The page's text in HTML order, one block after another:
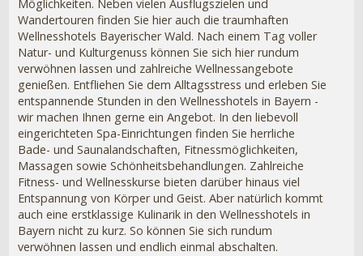
Möglichkeiten. Neben vielen Ausflugszielen und
Wandertouren finden Sie hier auch die traumhaften
Wellnesshotels Bayerischer Wald. Nach einem Tag voller
Natur- und Kulturgenuss können Sie sich hier rundum
verwöhnen lassen und zahlreiche Wellnessangebote
genießen. Entfliehen Sie dem Alltagsstress und erleben Sie
entspannende Stunden in den Wellnesshotels in Bayern -
wir machen Ihnen gerne ein Angebot. In den liebevoll
eingerichteten Spa-Einrichtungen finden Sie herrliche
Bade- und Saunalandschaften, Fitnessmöglichkeiten,
Massagen sowie Schönheitsbehandlungen. Zahlreiche
Fitness- und Wellnesskurse bieten darüber hinaus viel
Entspannung von Körper und Geist. Aber natürlich kommt
auch eine erstklassige Kulinarik in den Wellnesshotels in
Bayern nicht zu kurz. So können Sie sich rundum
verwöhnen lassen und endlich einmal abschalten.